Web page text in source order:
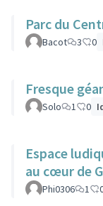
Parc du
Bacot 3 0
Fresque
Solo 1 0
Espace
au cœur de
Phi0306 1